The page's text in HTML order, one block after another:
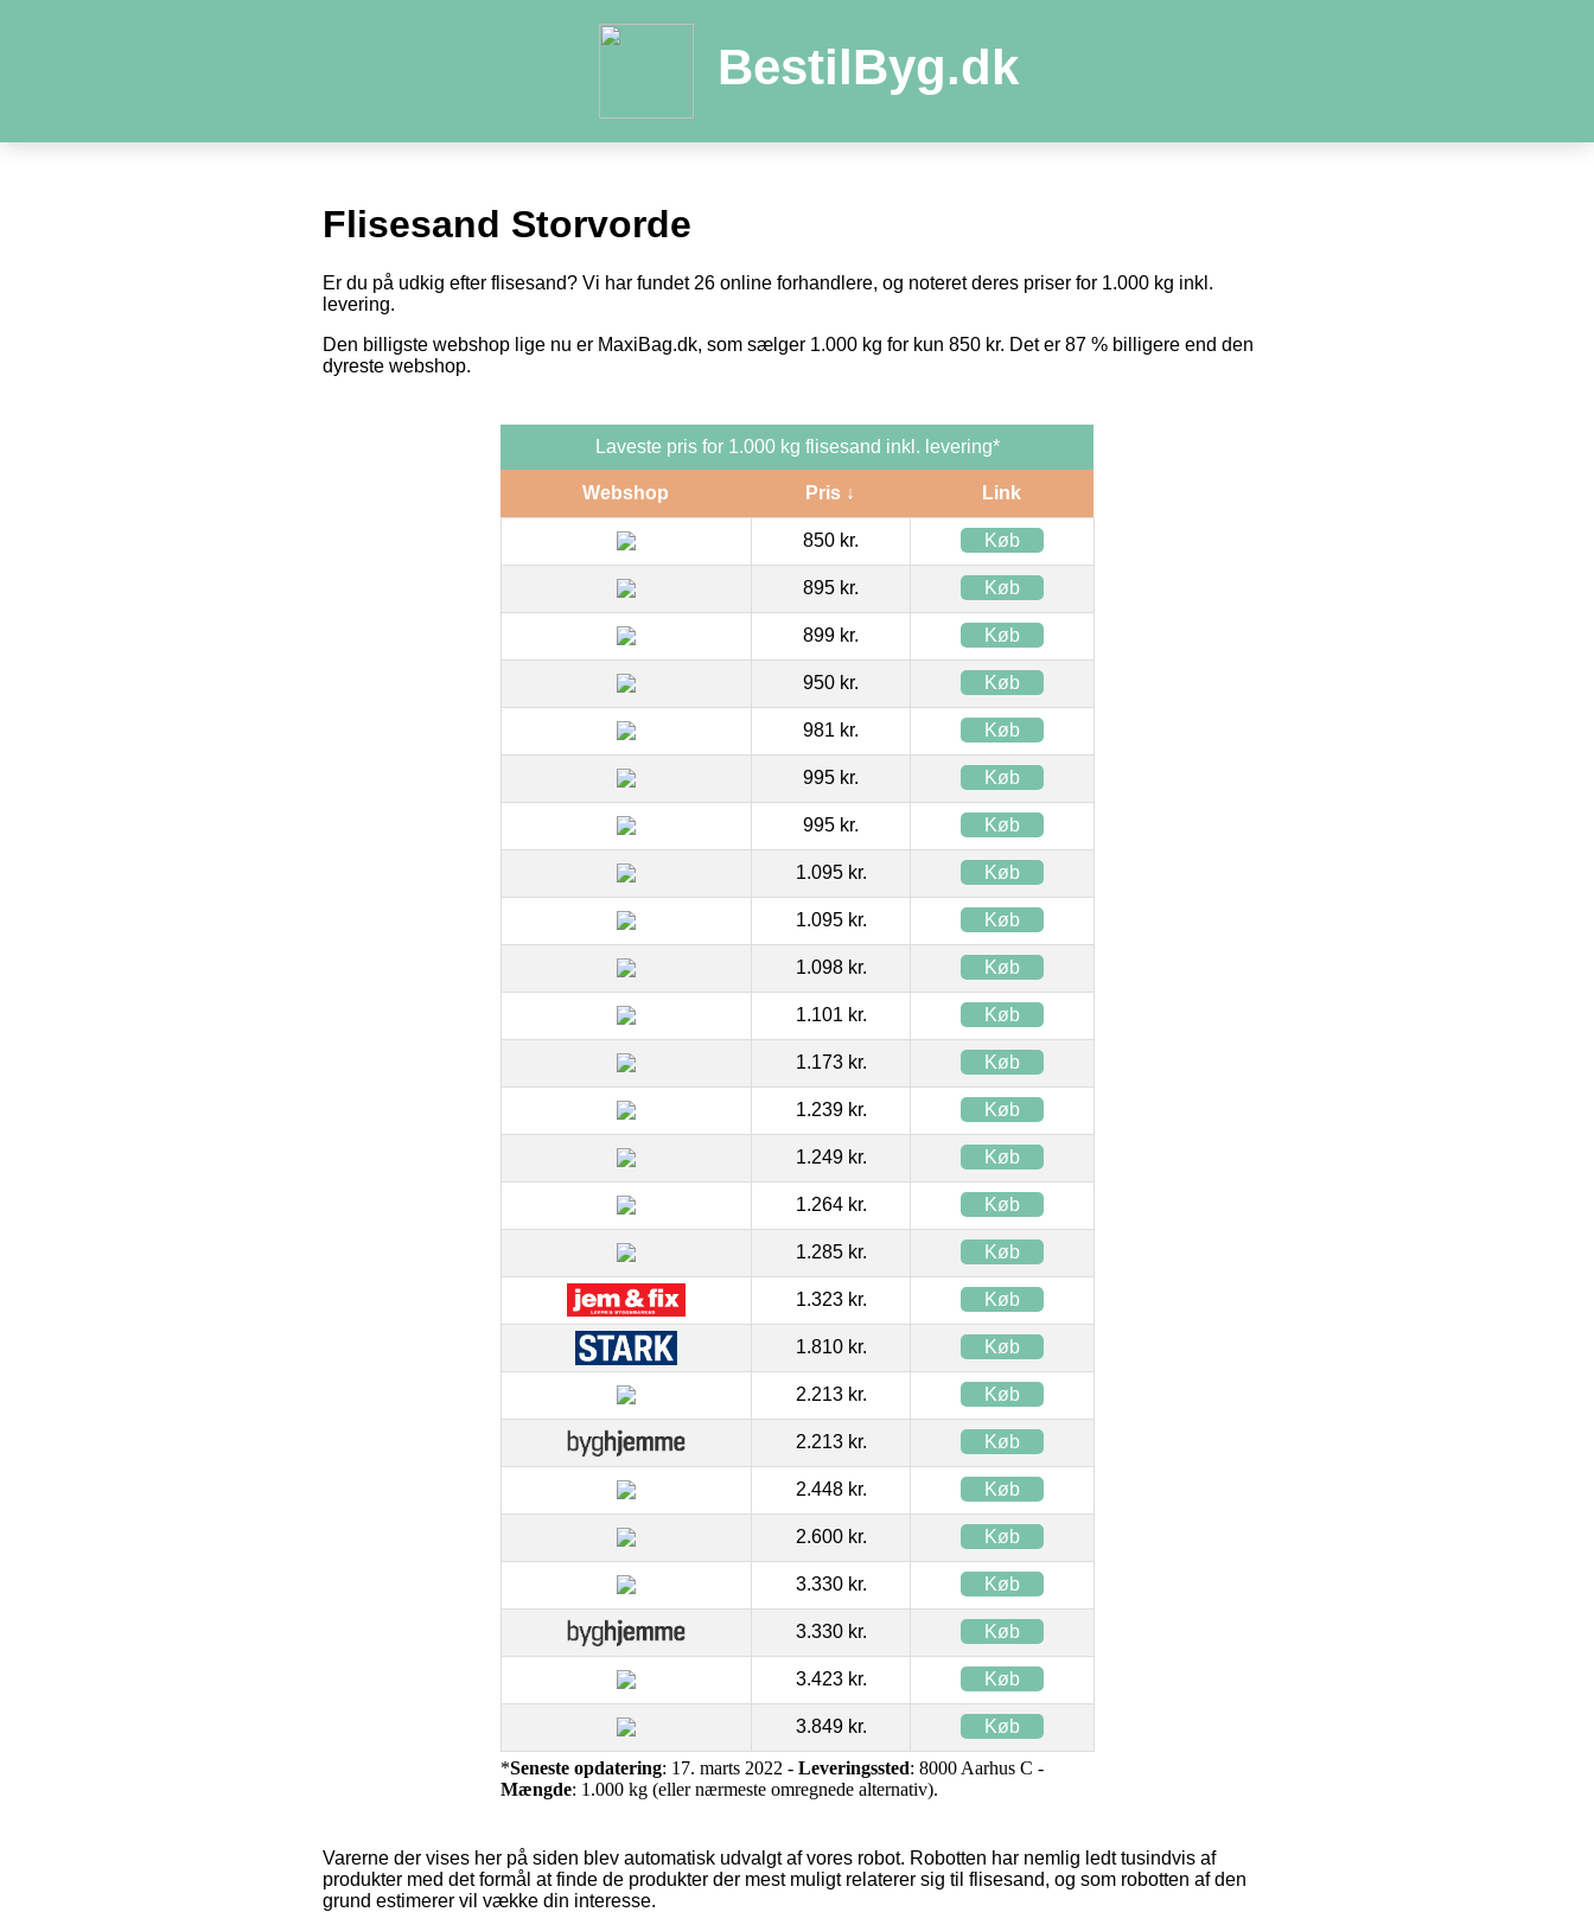
BestilByg.dk
Flisesand Storvorde
Er du på udkig efter flisesand? Vi har fundet 26 online forhandlere, og noteret deres priser for 1.000 kg inkl.
levering.
Den billigste webshop lige nu er MaxiBag.dk, som sælger 1.000 kg for kun 850 kr. Det er 87 % billigere end den
dyreste webshop.
Laveste pris for 1.000 kg flisesand inkl. levering*
Webshop Pris ↓ Link
850 kr. Køb
895 kr. Køb
899 kr. Køb
950 kr. Køb
981 kr. Køb
995 kr. Køb
995 kr. Køb
1.095 kr. Køb
1.095 kr. Køb
1.098 kr. Køb
1.101 kr. Køb
1.173 kr. Køb
1.239 kr. Køb
1.249 kr. Køb
1.264 kr. Køb
1.285 kr. Køb
1.323 kr. Køb
1.810 kr. Køb
2.213 kr. Køb
2.213 kr. Køb
2.448 kr. Køb
2.600 kr. Køb
3.330 kr. Køb
3.330 kr. Køb
3.423 kr. Køb
3.849 kr. Køb
*Seneste opdatering: 17. marts 2022 - Leveringssted: 8000 Aarhus C -
Mængde: 1.000 kg (eller nærmeste omregnede alternativ).
Varerne der vises her på siden blev automatisk udvalgt af vores robot. Robotten har nemlig ledt tusindvis af
produkter med det formål at finde de produkter der mest muligt relaterer sig til flisesand, og som robotten af den
grund estimerer vil vække din interesse.